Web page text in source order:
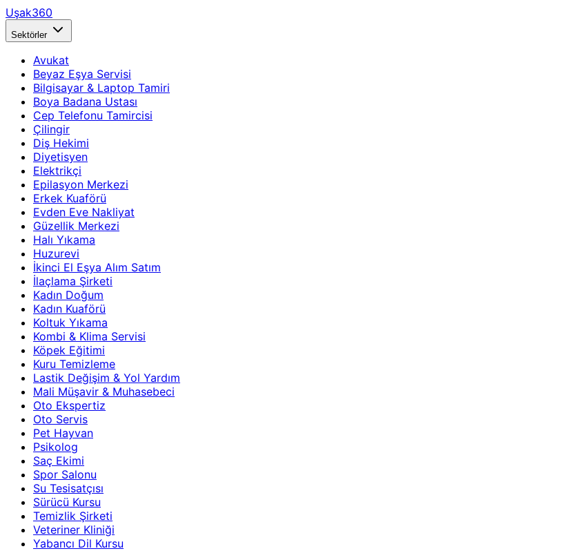
Uşak360
Sektörler
Avukat
Beyaz Eşya Servisi
Bilgisayar & Laptop Tamiri
Boya Badana Ustası
Cep Telefonu Tamircisi
Çilingir
Diş Hekimi
Diyetisyen
Elektrikçi
Epilasyon Merkezi
Erkek Kuaförü
Evden Eve Nakliyat
Güzellik Merkezi
Halı Yıkama
Huzurevi
İkinci El Eşya Alım Satım
İlaçlama Şirketi
Kadın Doğum
Kadın Kuaförü
Koltuk Yıkama
Kombi & Klima Servisi
Köpek Eğitimi
Kuru Temizleme
Lastik Değişim & Yol Yardım
Mali Müşavir & Muhasebeci
Oto Ekspertiz
Oto Servis
Pet Hayvan
Psikolog
Saç Ekimi
Spor Salonu
Su Tesisatçısı
Sürücü Kursu
Temizlik Şirketi
Veteriner Kliniği
Yabancı Dil Kursu